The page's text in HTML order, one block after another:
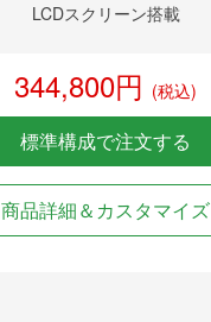
LCDスクリーン搭載
344,800円 (税込)
標準構成で注文する
商品詳細＆カスタマイズ